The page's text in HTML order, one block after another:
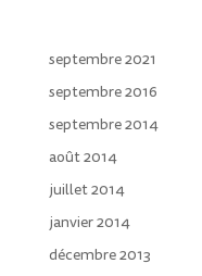
septembre 2021
septembre 2016
septembre 2014
août 2014
juillet 2014
janvier 2014
décembre 2013